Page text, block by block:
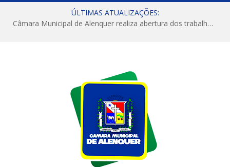
ÚLTIMAS ATUALIZAÇÕES:
Câmara Municipal de Alenquer realiza abertura dos trabalhos do 4º Período Legislativo